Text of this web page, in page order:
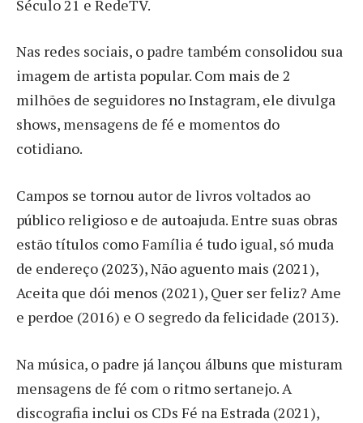
Século 21 e RedeTV.
Nas redes sociais, o padre também consolidou sua
imagem de artista popular. Com mais de 2
milhões de seguidores no Instagram, ele divulga
shows, mensagens de fé e momentos do
cotidiano.
Campos se tornou autor de livros voltados ao
público religioso e de autoajuda. Entre suas obras
estão títulos como Família é tudo igual, só muda
de endereço (2023), Não aguento mais (2021),
Aceita que dói menos (2021), Quer ser feliz? Ame
e perdoe (2016) e O segredo da felicidade (2013).
Na música, o padre já lançou álbuns que misturam
mensagens de fé com o ritmo sertanejo. A
discografia inclui os CDs Fé na Estrada (2021),